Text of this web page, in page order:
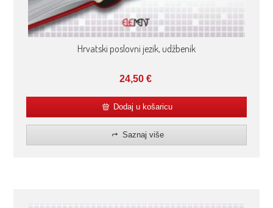
Hrvatski poslovni jezik, udžbenik
24,50 €
Dodaj u košaricu
Saznaj više